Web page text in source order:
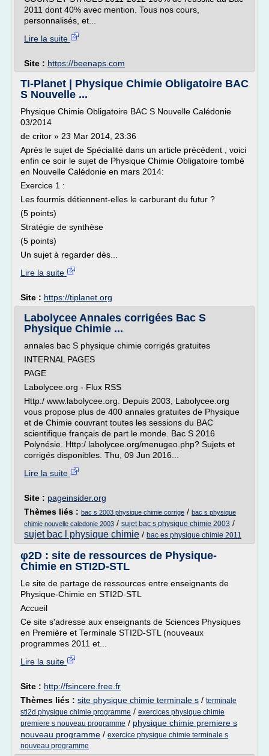
2011 dont 40% avec mention. Tous nos cours,
personnalisés, et...
Lire la suite
Site : https://beenaps.com
TI-Planet | Physique Chimie Obligatoire BAC
S Nouvelle ...
Physique Chimie Obligatoire BAC S Nouvelle Calédonie
03/2014
de critor » 23 Mar 2014, 23:36
Après le sujet de Spécialité dans un article précédent , voici
enfin ce soir le sujet de Physique Chimie Obligatoire tombé
en Nouvelle Calédonie en mars 2014:
Exercice 1 :
Les fourmis détiennent-elles le carburant du futur ?
(5 points)
Stratégie de synthèse
(5 points)
Un sujet à regarder dès...
Lire la suite
Site : https://tiplanet.org
Labolycee Annales corrigées Bac S
Physique Chimie ...
annales bac S physique chimie corrigés gratuites
INTERNAL PAGES
PAGE
Labolycee.org - Flux RSS
Http:/ www.labolycee.org. Depuis 2003, Labolycee.org
vous propose plus de 400 annales gratuites de Physique
et de Chimie couvrant toutes les sessions du BAC
scientifique français de part le monde. Bac S 2016
Polynésie. Http:/ labolycee.org/menugeo.php? Sujets et
corrigés disponibles. Thu, 09 Jun 2016...
Lire la suite
Site : pageinsider.org
Thèmes liés : bac s 2003 physique chimie corrige / bac s physique
chimie nouvelle caledonie 2003 / sujet bac s physique chimie 2003 /
sujet bac l physique chimie / bac es physique chimie 2011
φ2D : site de ressources de Physique-
Chimie en STI2D-STL
Le site de partage de ressources entre enseignants de
Physique-Chimie en STI2D-STL
Accueil
Ce site s'adresse aux enseignants de Sciences Physiques
en Première et Terminale STI2D-STL (nouveaux
programmes 2011 et...
Lire la suite
Site : http://fsincere.free.fr
Thèmes liés : site physique chimie terminale s / terminale
sti2d physique chimie programme / exercices physique chimie
premiere s nouveau programme / physique chimie premiere s
nouveau programme / exercice physique chimie terminale s
nouveau programme